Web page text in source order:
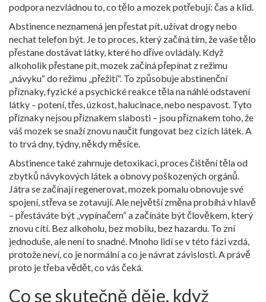
podpora nezvládnou to, co tělo a mozek potřebují: čas a klid.
Abstinence neznamená jen přestat pít, užívat drogy nebo
nechat telefon být. Je to proces, který začíná tím, že vaše tělo
přestane dostávat látky, které ho dříve ovládaly. Když
alkoholik přestane pít, mozek začíná přepínat z režimu
„návyku“ do režimu „přežití“. To způsobujeabstinenční
příznaky,fyzické a psychické reakce těla na náhlé odstavení
látky – potení, třes, úzkost, halucinace, nebo nespavost. Tyto
příznaky nejsou příznakem slabosti – jsou příznakem toho, že
váš mozek se snaží znovu naučit fungovat bez cizích látek. A
to trvá dny, týdny, někdy měsíce.
Abstinence také zahrnujedetoxikaci,proces čištění těla od
zbytků návykových látek a obnovy poškozených orgánů.
Játra se začínají regenerovat, mozek pomalu obnovuje své
spojení, střeva se zotavují. Ale největší změna probíhá v hlavě
– přestáváte být „vypínačem“ a začínáte být člověkem, který
znovu cítí. Bez alkoholu, bez mobilu, bez hazardu. To zní
jednoduše, ale není to snadné. Mnoho lidí se v této fázi vzdá,
protože neví, co je normální a co je návrat závislosti. A právě
proto je třeba vědět, co vás čeká.
Co se skutečně děje, když